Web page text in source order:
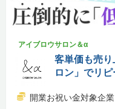
アイブロウサロン＆α
客単価も売
ロン」でリ
開業お祝い金対象企業